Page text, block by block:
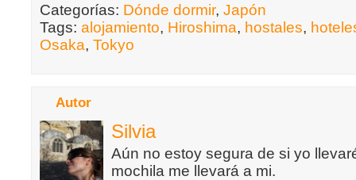
Categorías: Dónde dormir, Japón
Tags: alojamiento, Hiroshima, hostales,
Osaka, Tokyo
Autor
Silvia
Aún no estoy segura de si yo
mochila me llevará a mi.